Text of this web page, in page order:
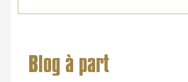
Blog à part